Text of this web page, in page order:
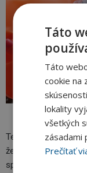
Swim
Tento veľmi
že si ho môžete
spomenuté u
Táto
Táto
cookie na
lokality
všetkých
zásadami
Prečítať